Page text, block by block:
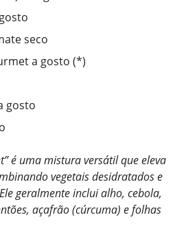
seco
a gosto (*)
gosto
é uma mistura versátil que eleva
vegetais desidratados e
geralmente inclui alho, cebola,
açafrão (cúrcuma) e folhas